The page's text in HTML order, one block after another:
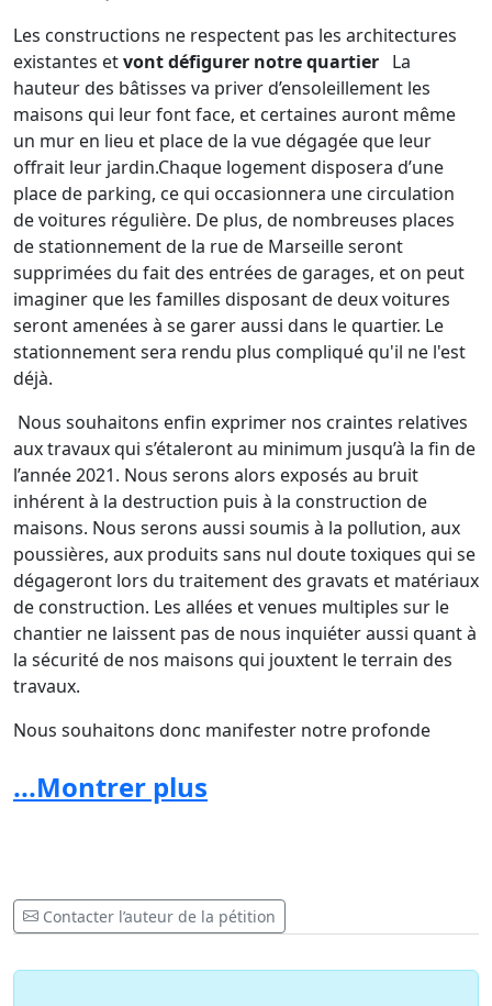
Les constructions ne respectent pas les architectures
existantes etvont défigurer notre quartier La
hauteur des bâtisses va priver d’ensoleillement les
maisons qui leur font face, et certaines auront même
un mur en lieu et place de la vue dégagée que leur
offrait leur jardin.Chaque logement disposera d’une
place de parking, ce qui occasionnera une circulation
de voitures régulière. De plus, de nombreuses places
de stationnement de la rue de Marseille seront
supprimées du fait des entrées de garages, et on peut
imaginer que les familles disposant de deux voitures
seront amenées à se garer aussi dans le quartier. Le
stationnement sera rendu plus compliqué qu'il ne l'est
déjà.
Nous souhaitons enfin exprimer nos craintes relatives
aux travaux qui s’étaleront au minimum jusqu’à la fin de
l’année 2021. Nous serons alors exposés au bruit
inhérent à la destruction puis à la construction de
maisons. Nous serons aussi soumis à la pollution, aux
poussières, aux produits sans nul doute toxiques qui se
dégageront lors du traitement des gravats et matériaux
de construction. Les allées et venues multiples sur le
chantier ne laissent pas de nous inquiéter aussi quant à
la sécurité de nos maisons qui jouxtent le terrain des
travaux.
Nous souhaitons donc manifester notre profonde
du recours que plusieurs d’entre nous ont déjà engagé
auprès du tribunal. Nous demandons l’abandon du
l’homogénéité des architectures du quartier et la
qualité de notre environnement de vie.
...Montrer plus
Contacter l’auteur de la pétition